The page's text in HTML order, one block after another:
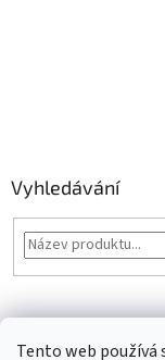
Tento web používá
Vyhledávání